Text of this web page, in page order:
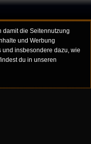
damit die Seitennutzung
und Werbung
insbesondere dazu, wie
du in unseren